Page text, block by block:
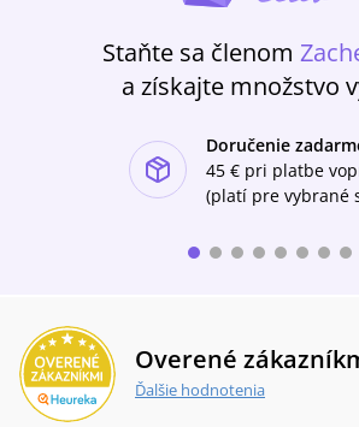
Staňte sa členom
a získajte množstvo
Doručenie
45 € pri platbe
(platí pre vybrané
Overené
Ďalšie hodnotenia